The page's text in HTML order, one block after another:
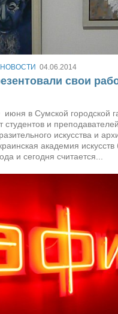
МАГАЗИН СТИХОВ НА
«Павел» — магазин
«Траверс» — экипировочный
Кугук
Федченко
Studio
Studio
04.06.2014
свои
июня в Сумской городской
студентов и
искусства и
академия
и сегодня считается...